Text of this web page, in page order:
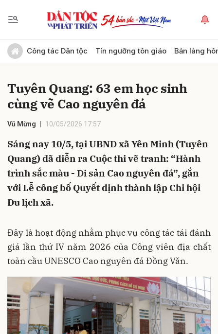
Công tác Dân tộc Tín ngưỡng tôn giáo Bản làng
Tuyên Quang: 63 em học sinh
cùng vẽ Cao nguyên đá
Vũ Mừng 10/05/2026 17:57
Sáng nay 10/5, tại UBND xã Yên Minh (Tuyên
Quang) đã diễn ra Cuộc thi vẽ tranh: “Hành
trình sắc màu - Di sản Cao nguyên đá”, gắn
với Lễ công bố Quyết định thành lập Chi hội
Du lịch xã.
Đây là hoạt động nhằm phục vụ công tác tái đánh
giá lần thứ IV năm 2026 của Công viên địa chất
toàn cầu UNESCO Cao nguyên đá Đồng Văn.
Gửi bình luận
Hủy Gửi